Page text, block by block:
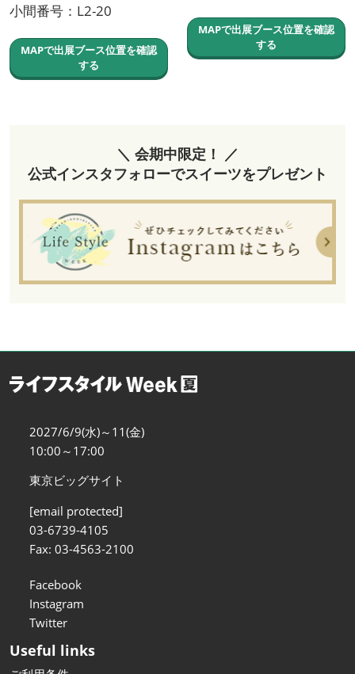
小間番号：L2-20
MAPで出展ブース位置を確認
する
MAPで出展ブース位置を確認
する
＼ 会期中限定！ ／
公式インスタフォローでスイーツをプレゼント
2027/6/9(水)～11(金)
10:00～17:00
東京ビッグサイト
[email protected]
03-6739-4105
Fax: 03-4563-2100
Facebook
Instagram
Twitter
Useful links